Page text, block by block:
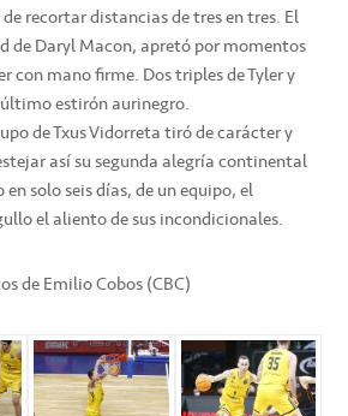
recortar distancias de tres en tres. El
de Daryl Macon, apretó por momentos
con mano firme. Dos triples de Tyler y
estirón aurinegro.
de Txus Vidorreta tiró de carácter y
así su segunda alegría continental
solo seis días, de un equipo, el
el aliento de sus incondicionales.
de Emilio Cobos (CBC)